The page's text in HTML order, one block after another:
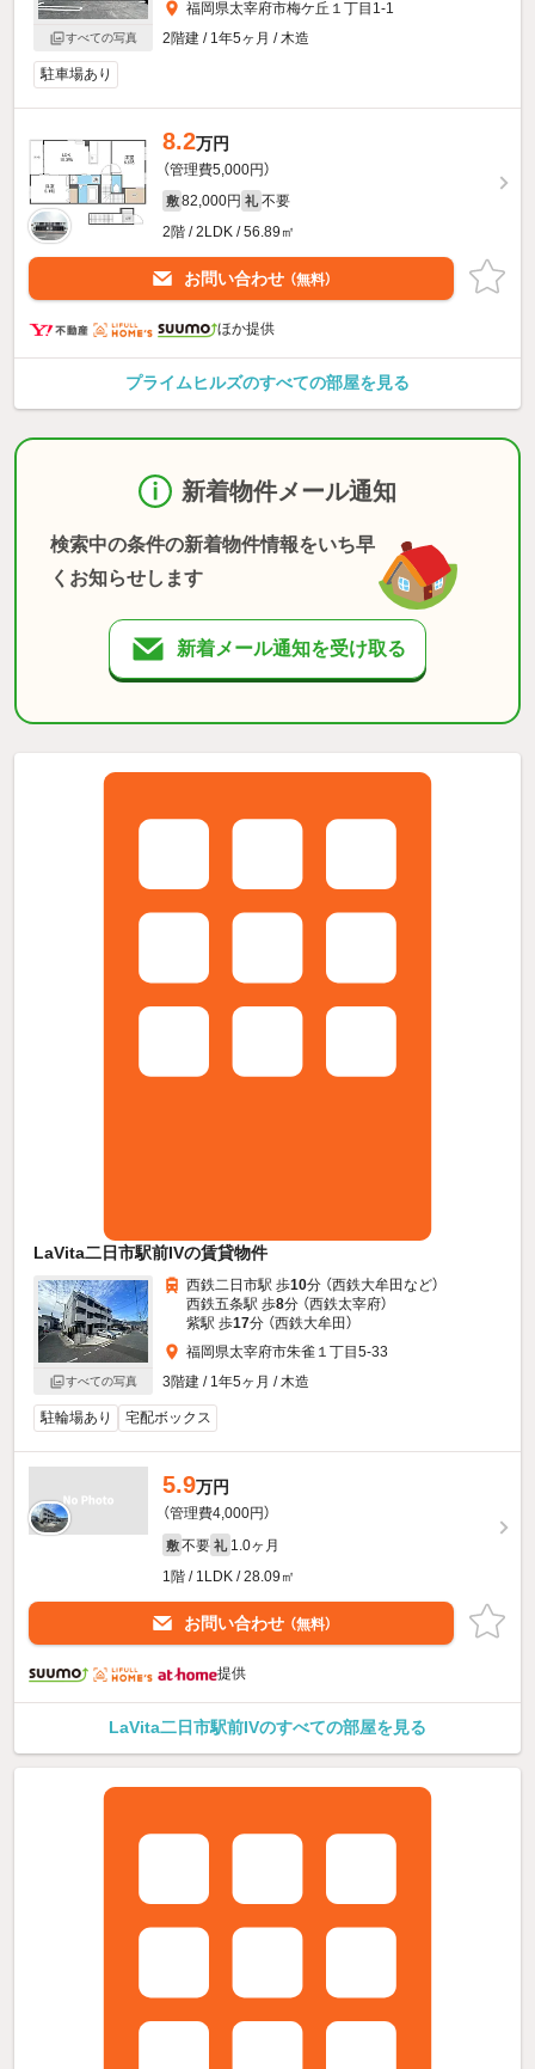
すべての写真
福岡県太宰府市梅ケ丘１丁目1-1
2階建 / 1年5ヶ月 / 木造
駐車場あり
8.2万円
（管理費5,000円）
敷 82,000円 礼 不要
2階 / 2LDK / 56.89㎡
お問い合わせ （無料）
ほか提供
プライムヒルズのすべての部屋を見る
新着物件メール通知
検索中の条件の新着物件情報をいち早
くお知らせします
新着メール通知を受け取る
LaVita二日市駅前IVの賃貸物件
すべての写真
西鉄二日市駅 歩10分 （西鉄大牟田など）
西鉄五条駅 歩8分 （西鉄太宰府）
紫駅 歩17分 （西鉄大牟田）
福岡県太宰府市朱雀１丁目5-33
3階建 / 1年5ヶ月 / 木造
駐輪場あり 宅配ボックス
5.9万円
（管理費4,000円）
敷 不要 礼 1.0ヶ月
1階 / 1LDK / 28.09㎡
お問い合わせ （無料）
提供
LaVita二日市駅前IVのすべての部屋を見る